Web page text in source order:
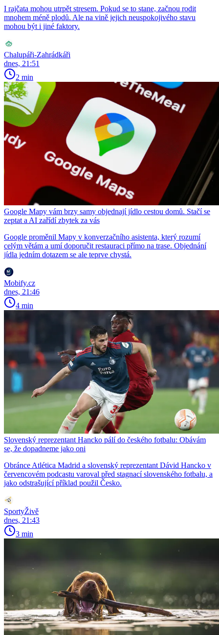
I rajčata mohou utrpět stresem. Pokud se to stane, začnou rodit
mnohem méně plodů. Ale na vině jejich neuspokojivého stavu
mohou být i jiné faktory.
Chalupáři-Zahrádkáři
dnes, 21:51
2 min
Google Mapy vám brzy samy objednají jídlo cestou domů. Stačí se
zeptat a AI zařídí zbytek za vás
Google proměnil Mapy v konverzačního asistenta, který rozumí
celým větám a umí doporučit restauraci přímo na trase. Objednání
jídla jedním dotazem se ale teprve chystá.
Mobify.cz
dnes, 21:46
4 min
Slovenský reprezentant Hancko pálí do českého fotbalu: Obávám
se, že dopadneme jako oni
Obránce Atlética Madrid a slovenský reprezentant Dávid Hancko v
červencovém podcastu varoval před stagnací slovenského fotbalu, a
jako odstrašující příklad použil Česko.
SportyŽivě
dnes, 21:43
3 min